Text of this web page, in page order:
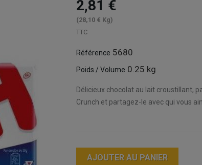
2,81 €
(28,10 € Kg)
TTC
Référence 5680
Poids / Volume 0.25 kg
Délicieux chocolat au lait croustillant,
Crunch et partagez-le avec qui vous
AJOUTER AU PANIER